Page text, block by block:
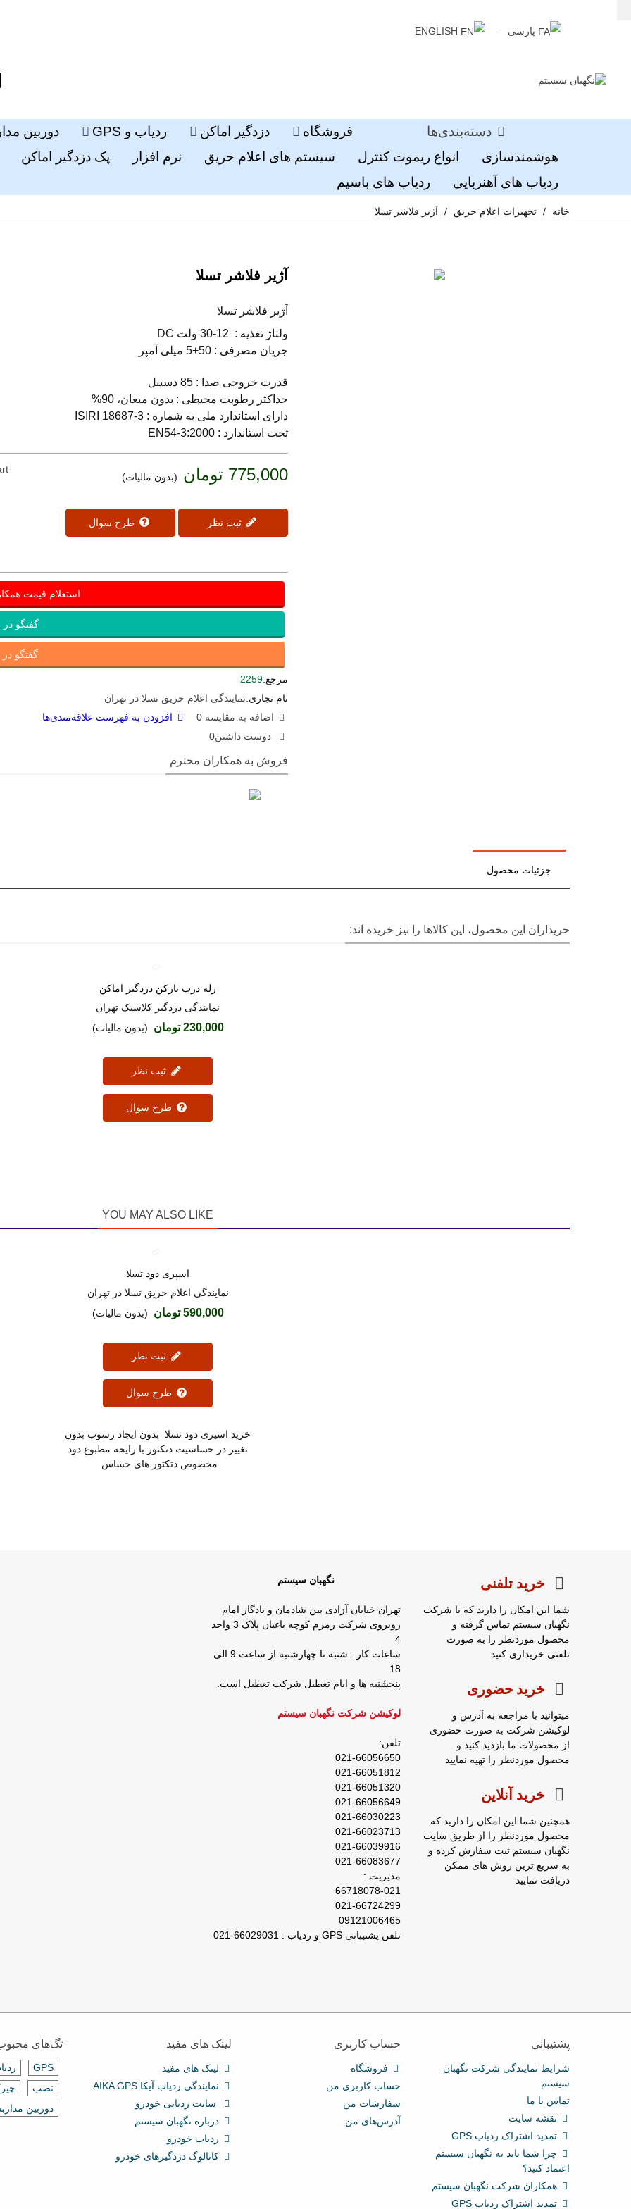
پارسی ENGLISH
دسته‌بندی‌ها فروشگاه دزدگیر اماکن ردیاب و GPS
دوربین
هوشمندسازی
انواع ریموت کنترل سیستم های اعلام حریق نرم افزار
پک دزدگیر اماکن
ردیاب های آهنربایی
ردیاب های باسیم
خانه / تجهیزات اعلام حریق / آژیر فلاشر تسلا
آژیر فلاشر تسلا
آژیر فلاشر تسلا
ولتاژ تغذیه : 12-30 ولت DC
جریان مصرفی : 50+5 میلی آمپر
قدرت خروجی صدا : 85 دسیبل
حداکثر رطوبت محیطی : بدون میعان، 90%
دارای استاندارد ملی به شماره : ISIRI 18687-3
تحت استاندارد : EN54-3:2000
775,000 تومان (بدون مالیات)
ثبت نظر طرح سوال
استعلام قیمت
گفتگو در
گفتگو در
مرجع:2259
نام تجاری:نمایندگی اعلام حریق تسلا در تهران
اضافه به مقایسه 0
افزودن به فهرست علاقه‌مندی‌ها
دوست داشتن0
فروش به همکاران محترم
جزئیات محصول
خریداران این محصول، این کالاها را نیز خریده اند:
دوست داشتن
رله درب بازکن دزدگیر اماکن
نمایندگی دزدگیر کلاسیک تهران
230,000 تومان (بدون مالیات)
ثبت نظر
طرح سوال
YOU MAY ALSO LIKE
دوست داشتن
اسپری دود تسلا
نمایندگی اعلام حریق تسلا در تهران
590,000 تومان (بدون مالیات)
ثبت نظر
طرح سوال
خرید اسپری دود تسلا بدون ایجاد رسوب بدون
تغییر در حساسیت دتکتور با رایحه مطبوع دود
مخصوص دتکتور های حساس
خرید تلفنی
شما این امکان را دارید که با شرکت
نگهبان سیستم تماس گرفته و
محصول موردنظر را به صورت
تلفنی خریداری کنید
خرید حضوری
میتوانید با مراجعه به آدرس و
لوکیشن شرکت به صورت حضوری
از محصولات ما بازدید کنید و
محصول موردنظر را تهیه نمایید
خرید آنلاین
همچنین شما این امکان را دارید که
محصول موردنظر را از طریق سایت
نگهبان سیستم ثبت سفارش کرده و
به سریع ترین روش های ممکن
دریافت نمایید
نگهبان سیستم
تهران خیابان آزادی بین شادمان و یادگار امام
روبروی شرکت زمزم کوچه باغبان پلاک 3 واحد
4
ساعات کار : شنبه تا چهارشنبه از ساعت 9 الی
18
پنجشنبه ها و ایام تعطیل شرکت تعطیل است.
لوکیشن شرکت نگهبان سیستم
تلفن:
021-66056650
021-66051812
021-66051320
021-66056649
021-66030223
021-66023713
021-66039916
021-66083677
مدیریت :
66718078-021
021-66724299
09121006465
تلفن پشتیبانی GPS و ردیاب : 66029031-021
پشتیبانی
شرایط نمایندگی شرکت نگهبان
سیستم
تماس با ما
نقشه سایت
تمدید اشتراک ردیاب GPS
چرا شما باید به نگهبان سیستم
اعتماد کنید؟
همکاران شرکت نگهبان سیستم
تمدید اشتراک ردیاب GPS
حساب کاربری
فروشگاه
حساب کاربری من
سفارشات من
آدرس‌های من
لینک های مفید
لینک های مفید
نمایندگی ردیاب آیکا AIKA GPS
سایت ردیابی خودرو
درباره نگهبان سیستم
ردیاب خودرو
کاتالوگ دزدگیرهای خودرو
تگ‌های
GPS
نصب
دوربین